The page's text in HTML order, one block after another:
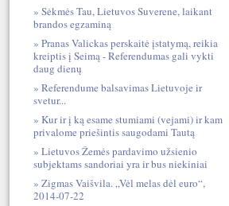
Sėkmės Tau, Lietuvos Suverene, laikant
brandos egzaminą
Pranas Valickas perskaitė įstatymą, reikia
kreiptis į Seimą - Referendumas gali vykti
daug dienų
Referendume balsavimas Lietuvoje ir
svetur...
Kur ir į ką esame stumiami (vejami) ir kam
privalome priešintis saugodami Tautą
Lietuvos Žemės pardavimo užsienio
subjektams sandoriai yra ir bus niekiniai
Zigmas Vaišvila. „Vėl melas dėl euro“,
2014-07-22